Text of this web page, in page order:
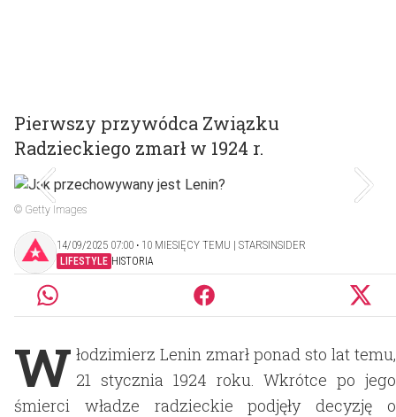
Pierwszy przywódca Związku
Radzieckiego zmarł w 1924 r.
© Getty Images
14/09/2025 07:00 ‧ 10 MIESIĘCY TEMU | STARSINSIDER
LIFESTYLE HISTORIA
W łodzimierz Lenin zmarł ponad sto lat temu,
21 stycznia 1924 roku. Wkrótce po jego
śmierci władze radzieckie podjęły decyzję o